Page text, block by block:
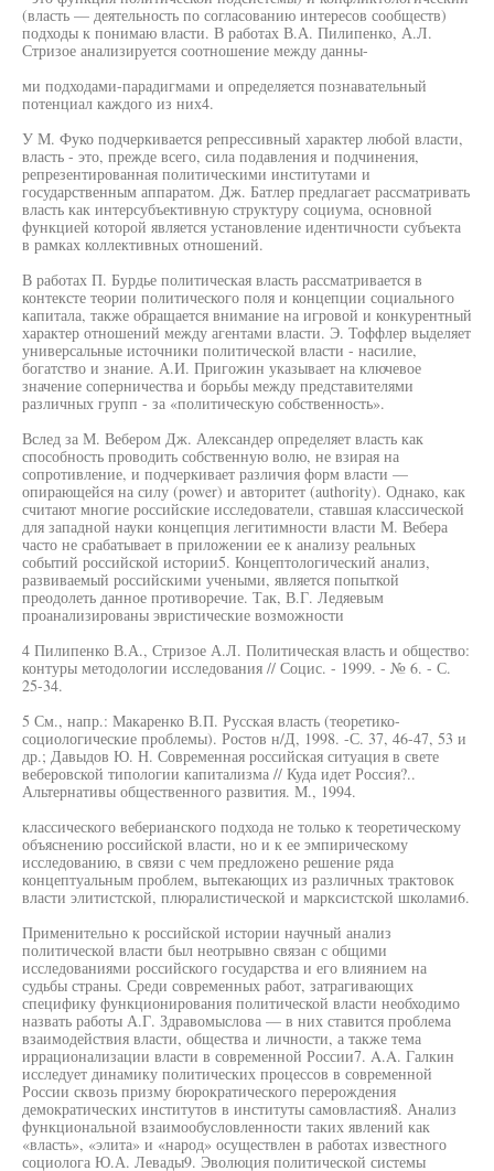
(власть — деятельность по согласованию интересов сообществ)
подходы к понимаю власти. В работах В.А. Пилипенко, А.Л.
Стризое анализируется соотношение между данны-
ми подходами-парадигмами и определяется познавательный
потенциал каждого из них4.
У М. Фуко подчеркивается репрессивный характер любой власти,
власть - это, прежде всего, сила подавления и подчинения,
репрезентированная политическими институтами и
государственным аппаратом. Дж. Батлер предлагает рассматривать
власть как интерсубъективную структуру социума, основной
функцией которой является установление идентичности субъекта
в рамках коллективных отношений.
В работах П. Бурдье политическая власть рассматривается в
контексте теории политического поля и концепции социального
капитала, также обращается внимание на игровой и конкурентный
характер отношений между агентами власти. Э. Тоффлер выделяет
универсальные источники политической власти - насилие,
богатство и знание. А.И. Пригожин указывает на ключевое
значение соперничества и борьбы между представителями
различных групп - за «политическую собственность».
Вслед за М. Вебером Дж. Александер определяет власть как
способность проводить собственную волю, не взирая на
сопротивление, и подчеркивает различия форм власти —
опирающейся на силу (power) и авторитет (authority). Однако, как
считают многие российские исследователи, ставшая классической
для западной науки концепция легитимности власти М. Вебера
часто не срабатывает в приложении ее к анализу реальных
событий российской истории5. Концептологический анализ,
развиваемый российскими учеными, является попыткой
преодолеть данное противоречие. Так, В.Г. Ледяевым
проанализированы эвристические возможности
4 Пилипенко В.А., Стризое А.Л. Политическая власть и общество:
контуры методологии исследования // Социс. - 1999. - № 6. - С.
25-34.
5 См., напр.: Макаренко В.П. Русская власть (теоретико-
социологические проблемы). Ростов н/Д, 1998. -С. 37, 46-47, 53 и
др.; Давыдов Ю. Н. Современная российская ситуация в свете
веберовской типологии капитализма // Куда идет Россия?..
Альтернативы общественного развития. М., 1994.
классического веберианского подхода не только к теоретическому
объяснению российской власти, но и к ее эмпирическому
исследованию, в связи с чем предложено решение ряда
концептуальным проблем, вытекающих из различных трактовок
власти элитистской, плюралистической и марксистской школами6.
Применительно к российской истории научный анализ
политической власти был неотрывно связан с общими
исследованиями российского государства и его влиянием на
судьбы страны. Среди современных работ, затрагивающих
специфику функционирования политической власти необходимо
назвать работы А.Г. Здравомыслова — в них ставится проблема
взаимодействия власти, общества и личности, а также тема
иррационализации власти в современной России7. A.A. Галкин
исследует динамику политических процессов в современной
России сквозь призму бюрократического перерождения
демократических институтов в институты самовластия8. Анализ
функциональной взаимообусловленности таких явлений как
«власть», «элита» и «народ» осуществлен в работах известного
социолога Ю.А. Левады9. Эволюция политической системы